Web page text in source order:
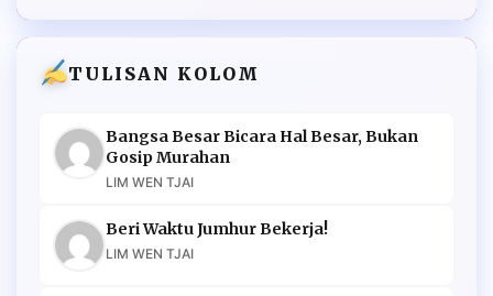
TULISAN KOLOM
Bangsa Besar Bicara Hal Besar, Bukan
Gosip Murahan
LIM WEN TJAI
Beri Waktu Jumhur Bekerja!
LIM WEN TJAI